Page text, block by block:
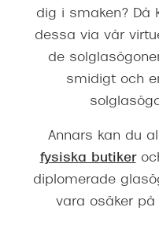
dig i smaken? Då
dessa via vår
de
smidigt och
Annars kan du
fysiska butiker
diplomerade
vara osäker